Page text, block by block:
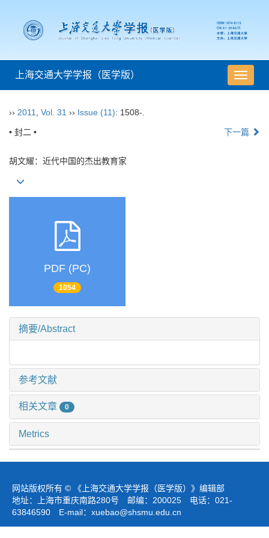
导
航
上海交通大学学报（医学版）
›› 2011 Vol. 31 ›› Issue (11): 1508-.
• 封二 • 下一篇
胡文耀：近代中国的杰出教育家
PDF (PC)
1054
摘要/Abstract
参考文献
相关文章 0
Metrics
网站版权所有 © 《上海交通大学学报（医学版）》编辑部
地址：上海市重庆南路280号 邮编：200025 电话：021-
63846590 E-mail： xuebao@shsmu.edu.cn